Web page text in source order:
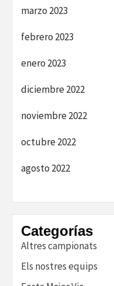
marzo 2023
febrero 2023
enero 2023
diciembre 2022
noviembre 2022
octubre 2022
agosto 2022
Categorías
Altres campionats
Els nostres equips